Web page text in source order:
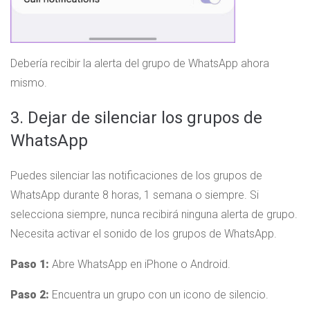
Debería recibir la alerta del grupo de WhatsApp ahora
mismo.
3. Dejar de silenciar los grupos de
WhatsApp
Puedes silenciar las notificaciones de los grupos de
WhatsApp durante 8 horas, 1 semana o siempre. Si
selecciona siempre, nunca recibirá ninguna alerta de grupo.
Necesita activar el sonido de los grupos de WhatsApp.
Paso 1: Abre WhatsApp en iPhone o Android.
Paso 2: Encuentra un grupo con un icono de silencio.